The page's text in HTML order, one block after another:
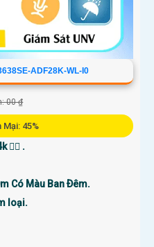
ADF28K-WL-I0
00 ₫
Mại: 45%
👍🏾 .
Có Màu Ban Ðêm.
loại.